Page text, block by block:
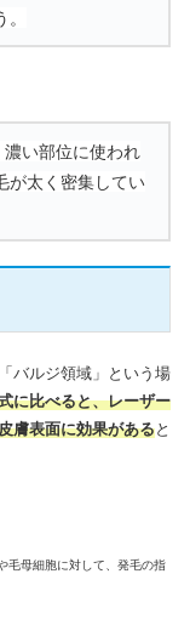
い部位に使われ
が太く密集してい
バルジ領域」という場
に比べると、レーザー
膚表面に効果があると
毛母細胞に対して、発毛の指